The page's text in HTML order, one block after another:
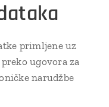
primljene uz
ugovora za
narudžbe